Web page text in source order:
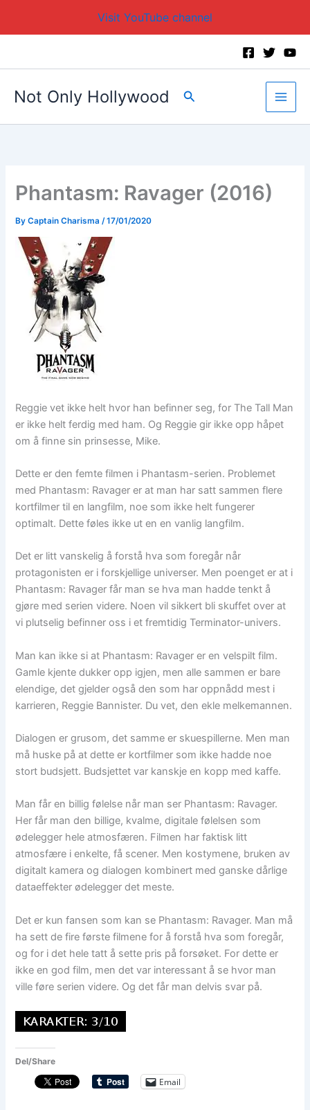
Visit YouTube channel
Not Only Hollywood Search
Phantasm: Ravager (2016)
ByCaptain Charisma /17/01/2020
Reggie vet ikke helt hvor han befinner seg, for The Tall Man
er ikke helt ferdig med ham. Og Reggie gir ikke opp håpet
om å finne sin prinsesse, Mike.
Dette er den femte filmen i Phantasm-serien. Problemet
med Phantasm: Ravager er at man har satt sammen flere
kortfilmer til en langfilm, noe som ikke helt fungerer
optimalt. Dette føles ikke ut en en vanlig langfilm.
Det er litt vanskelig å forstå hva som foregår når
protagonisten er i forskjellige universer. Men poenget er at i
Phantasm: Ravager får man se hva man hadde tenkt å
gjøre med serien videre. Noen vil sikkert bli skuffet over at
vi plutselig befinner oss i et fremtidig Terminator-univers.
Man kan ikke si at Phantasm: Ravager er en velspilt film.
Gamle kjente dukker opp igjen, men alle sammen er bare
elendige, det gjelder også den som har oppnådd mest i
karrieren, Reggie Bannister. Du vet, den ekle melkemannen.
Dialogen er grusom, det samme er skuespillerne. Men man
må huske på at dette er kortfilmer som ikke hadde noe
stort budsjett. Budsjettet var kanskje en kopp med kaffe.
Man får en billig følelse når man ser Phantasm: Ravager.
Her får man den billige, kvalme, digitale følelsen som
ødelegger hele atmosfæren. Filmen har faktisk litt
atmosfære i enkelte, få scener. Men kostymene, bruken av
digitalt kamera og dialogen kombinert med ganske dårlige
dataeffekter ødelegger det meste.
Det er kun fansen som kan se Phantasm: Ravager. Man må
ha sett de fire første filmene for å forstå hva som foregår,
og for i det hele tatt å sette pris på forsøket. For dette er
ikke en god film, men det var interessant å se hvor man
ville føre serien videre. Og det får man delvis svar på.
Del/Share
Email